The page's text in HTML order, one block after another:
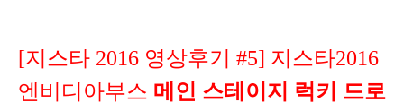
[지스타 2016 영상후기 #5] 지스타2016
엔비디아부스 메인 스테이지 럭키 드로